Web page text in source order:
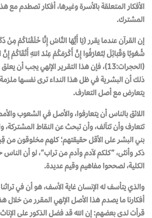
الأفكار المتعلقة بالأسرة وغيرها، أفكار تصطدم مع
المشترك.
إن القرآن عندما يقرر (يَا أَيُّهَا النَّاسُ إِنَّا خَلَقْنَاكُمْ مِنْ
شُعُوبًا وَقَبَائِلَ لِتَعَارَفُوا إِنَّ أَكْرَمَكُمْ عِنْدَ اللهِ أَتْقَاكُمْ إِنَّ
(الحجرات:13)، فإن هذا التقرير الإلهي يجب أن
ذلك أن البشرية في ظل هذا النداء ترى نفسها
يتعارض مع أصل التعارف.
اللائق بالناس أن يتعارفوا، والأصل في الشعوب
تتعارف وأن تتآلف، وأن تبحث عن النقاط
بني البشر على الأقل حقيقتهم؛ كلهم مخلوقون من
ذكر وأنثى، “كلكم لآدم وآدم من تراب”، لو أن الناس
الكلية، لصححوا مفاهيم وقيم عديدة.
والذي يتأسف له الإنسان غاية الأسف، هو أن في
أفكارنا ما يصدم هذا الأصل الإلهي المقرر من خلال
قرأت لدى بعضهم: إن الله قد فضل الذكور على